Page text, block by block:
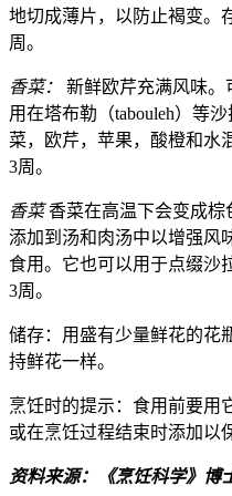
地切成薄片，以防止褐变。
周。
香菜：
新鲜欧芹充满风味。
用在塔布勒（tabouleh）等
菜，欧芹，苹果，酸橙和水
3周。
香菜香菜在高温下会变成棕
添加到汤和肉汤中以增强风
食用。它也可以用于点缀沙
3周。
储存：用盛有少量鲜花的花
持鲜花一样。
烹饪时的提示：食用前要用
或在烹饪过程结束时添加以
资料来源：《烹饪科学》博